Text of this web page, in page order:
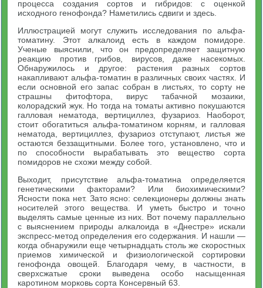
процесса создания сортов и гибридов: с оценкой
исходного генофонда? Наметились сдвиги и здесь.
Иллюстрацией могут служить исследования по альфа-
томатину. Этот алкалоид есть в каждом помидоре.
Ученые выяснили, что он предопределяет защитную
реакцию против грибов, вирусов, даже насекомых.
Обнаружилось и другое: растения разных сортов
накапливают альфа-томатин в различных своих частях. И
если основной его запас собран в листьях, то сорту не
страшны фитофтора, вирус табачной мозаики,
колорадский жук. Но тогда на томаты активно покушаются
галловая нематода, вертициллез, фузариоз. Наоборот,
стоит обогатиться альфа-томатином корням, и галловая
нематода, вертициллез, фузариоз отступают, листья же
остаются беззащитными. Более того, установлено, что и
по способности вырабатывать это вещество сорта
помидоров не схожи между собой.
Выходит, присутствие альфа-томатина определяется
генетическими факторами? Или биохимическими?
Ясности пока нет. Зато ясно: селекционеры должны знать
носителей этого вещества. И уметь быстро и точно
выделять самые ценные из них. Вот почему параллельно
с выяснением природы алкалоида в «Днестре» искали
экспресс-метод определения его содержания. И нашли —
когда обнаружили еще четырнадцать столь же скоростных
приемов химической и физиологической сортировки
генофонда овощей. Благодаря чему, в частности, в
сверхсжатые сроки выведена особо насыщенная
каротином морковь сорта Консервный 63.